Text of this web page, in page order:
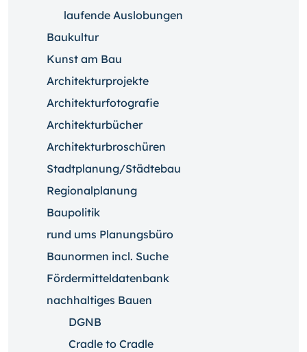
laufende Auslobungen
Baukultur
Kunst am Bau
Architekturprojekte
Architekturfotografie
Architekturbücher
Architekturbroschüren
Stadtplanung/Städtebau
Regionalplanung
Baupolitik
rund ums Planungsbüro
Baunormen incl. Suche
Fördermitteldatenbank
nachhaltiges Bauen
DGNB
Cradle to Cradle